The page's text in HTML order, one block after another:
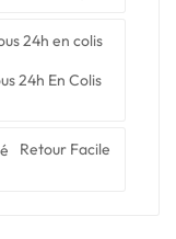
24h En Colis
Retour Facile